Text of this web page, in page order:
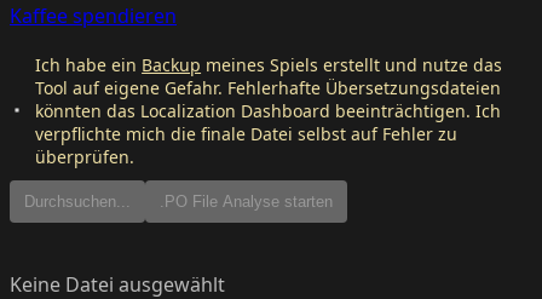
Kaffee spendieren
Ich habe ein Backup meines Spiels erstellt und nutze das
Tool auf eigene Gefahr. Fehlerhafte Übersetzungsdateien
könnten das Localization Dashboard beeinträchtigen. Ich
verpflichte mich die finale Datei selbst auf Fehler zu
überprüfen.
Durchsuchen... .PO File Analyse starten
Keine Datei ausgewählt